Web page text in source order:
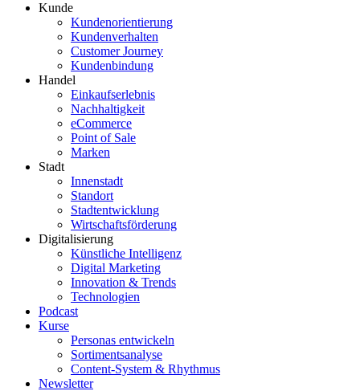
Kunde
Kundenorientierung
Kundenverhalten
Customer Journey
Kundenbindung
Handel
Einkaufserlebnis
Nachhaltigkeit
eCommerce
Point of Sale
Marken
Stadt
Innenstadt
Standort
Stadtentwicklung
Wirtschaftsförderung
Digitalisierung
Künstliche Intelligenz
Digital Marketing
Innovation & Trends
Technologien
Podcast
Kurse
Personas entwickeln
Sortimentsanalyse
Content-System & Rhythmus
Newsletter